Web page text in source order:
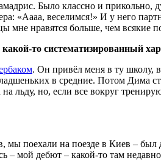
Было классно и прикольно,
«Аааа, веселимся!» И у него
мне нравятся больше, чем всякие
то систематизированный
. Он привёл меня в ту школу,
в средние. Потом Дима
льду, но, если все вокруг
мы поехали на поезде в Киев –
– мой дебют – какой-то там